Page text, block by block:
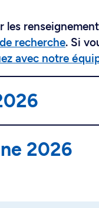
les
recherche. Si
avec notre
2026